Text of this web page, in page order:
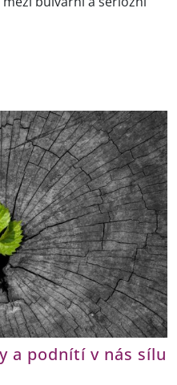
a podnítí v nás sílu